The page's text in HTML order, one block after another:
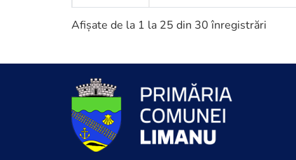
Afișate de la 1 la 25 din 30 înregistrări